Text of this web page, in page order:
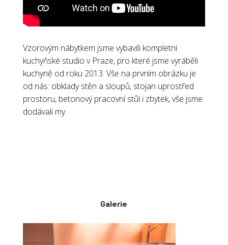
Vzorovým nábytkem jsme vybavili kompletní
kuchyňské studio v Praze, pro které jsme vyráběli
kuchyně od roku 2013. Vše na prvním obrázku je
od nás: obklady stěn a sloupů, stojan uprostřed
prostoru, betonový pracovní stůl i zbytek, vše jsme
dodávali my.
Galerie